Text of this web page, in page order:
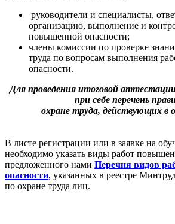
руководители и специалисты,
организацию, выполнение и
повышенной опасности;
члены комиссии по проверке
труда по вопросам выполнения
опасности.
Для проведения итоговой
при себе перечень
охране труда, действующих в
В листе регистрации или в заявке на
необходимо указать виды работ
предложенного нами Перечня видов
опасности, указанных в реестре
по охране труда лиц.